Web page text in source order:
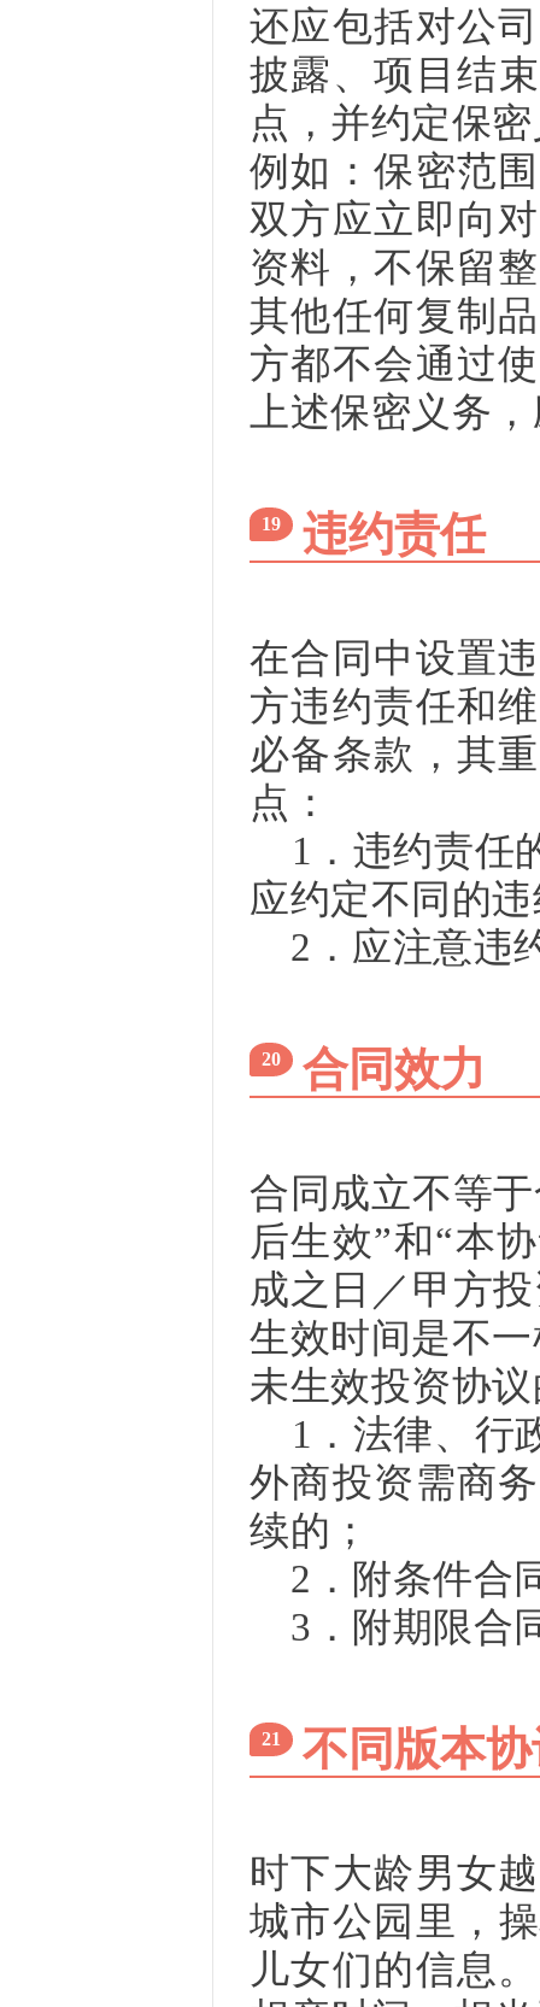
还应包括对公
披露、项目结
点，并约定保
例如：保密范
双方应立即向
资料，不保留
其他任何复制
方都不会通过
上述保密义务
19 违约责任
在合同中设置
方违约责任和
必备条款，其
点：
1．违约责任
应约定不同的
2．应注意违
20 合同效力
合同成立不等
后生效”和“本
成之日／甲方
生效时间是不
未生效投资协
1．法律、行
外商投资需商
续的；
2．附条件合
3．附期限合
21 不同版本
时下大龄男女
城市公园里，
儿女们的信息